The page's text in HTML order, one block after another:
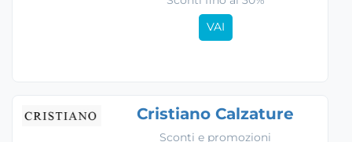
VAI
Cristiano Calzature
Sconti e promozioni